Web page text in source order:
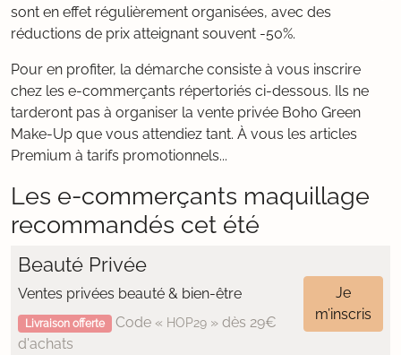
sont en effet régulièrement organisées, avec des
réductions de prix atteignant souvent -50%.
Pour en profiter, la démarche consiste à vous inscrire
chez les e-commerçants répertoriés ci-dessous. Ils ne
tarderont pas à organiser la vente privée Boho Green
Make-Up que vous attendiez tant. À vous les articles
Premium à tarifs promotionnels...
Les e-commerçants maquillage
recommandés cet été
Beauté Privée
Ventes privées beauté & bien-être
Livraison offerte Code « HOP29» dès 29€
d'achats
Je
m’inscris